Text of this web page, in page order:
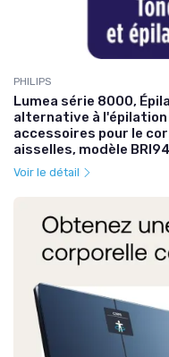
PHILIPS
Lumea série 8000,
alternative à l'épilation
accessoires pour le
aisselles, modèle
Voir le détail